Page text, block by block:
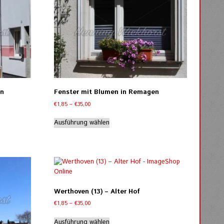
auf.
Optionen
können
auf
der
Produktseite
gewählt
werden
Fenster mit Blumen in Remagen
€1,85 –€35,00Preisspanne:
bis
€35,00
Ausführung wählen
Dieses
Produkt
auf.
können
der
Werthoven (13) – Alter Hof
€1,85 –€35,00Preisspanne:
bis
Ausführung wählen